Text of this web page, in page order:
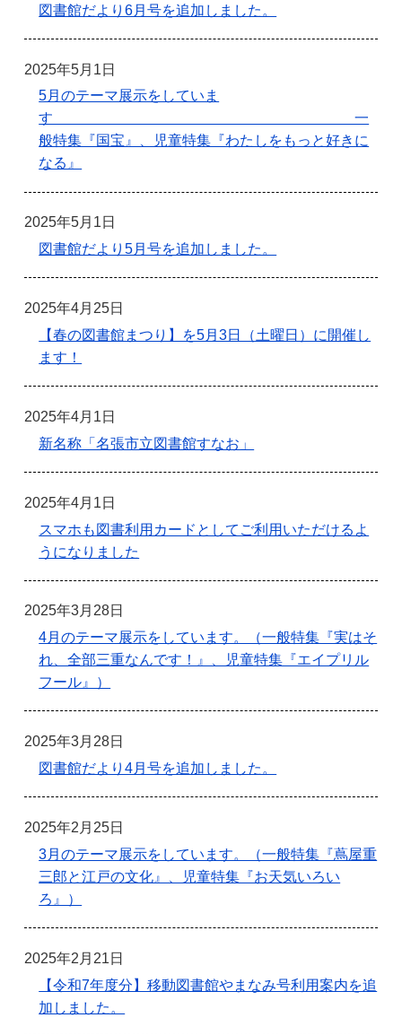
図書館だより6月号を追加しました。
2025年5月1日
5月のテーマ展示をしていま
す 一
般特集『国宝』、児童特集『わたしをもっと好きに
なる』
2025年5月1日
図書館だより5月号を追加しました。
2025年4月25日
【春の図書館まつり】を5月3日（土曜日）に開催し
ます！
2025年4月1日
新名称「名張市立図書館すなお」
2025年4月1日
スマホも図書利用カードとしてご利用いただけるよ
うになりました
2025年3月28日
4月のテーマ展示をしています。（一般特集『実はそ
れ、全部三重なんです！』、児童特集『エイプリル
フール』）
2025年3月28日
図書館だより4月号を追加しました。
2025年2月25日
3月のテーマ展示をしています。（一般特集『蔦屋重
三郎と江戸の文化』、児童特集『お天気いろい
ろ』）
2025年2月21日
【令和7年度分】移動図書館やまなみ号利用案内を追
加しました。